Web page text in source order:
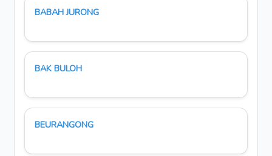
BABAH JURONG
BAK BULOH
BEURANGONG